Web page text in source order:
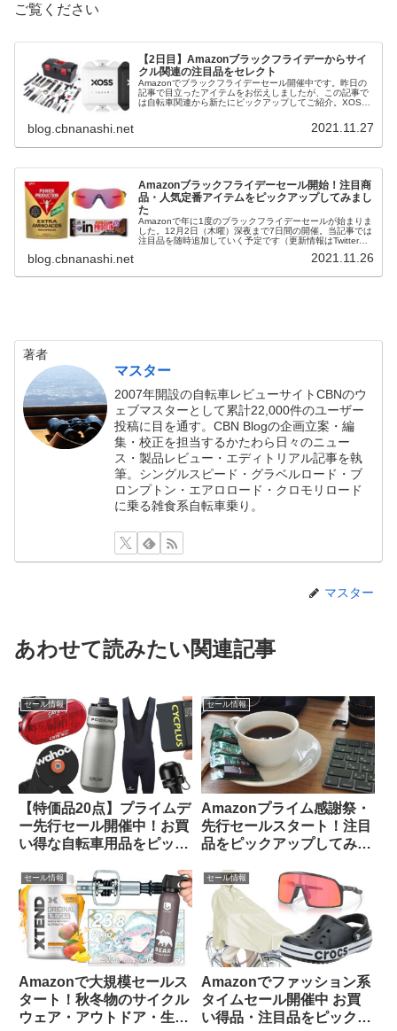
ご覧ください
【2日目】Amazonブラックフライデーからサイ
クル関連の注目品をセレクト
Amazonでブラックフライデーセール開催中です。昨日の
記事で目立ったアイテムをお伝えしましたが、この記事で
は自転車関連から新たにピックアップしてご紹介。XOSS
blog.cbnanashi.net 2021.11.27
Amazonブラックフライデーセール開始！注目商
品・人気定番アイテムをピックアップしてみまし
た
Amazonで年に1度のブラックフライデーセールが始まりま
した。12月2日（木曜）深夜まで7日間の開催。当記事では
注目品を随時追加していく予定です（更新情報はTwitterで
blog.cbnanashi.net 2021.11.26
著者
マスター
2007年開設の自転車レビューサイトCBNのウ
ェブマスターとして累計22,000件のユーザー
投稿に目を通す。CBN Blogの企画立案・編
集・校正を担当するかたわら日々のニュー
ス・製品レビュー・エディトリアル記事を執
筆。シングルスピード・グラベルロード・ブ
ロンプトン・エアロロード・クロモリロード
に乗る雑食系自転車乗り。
マスター
あわせて読みたい関連記事
セール情報
【特価品20点】プライムデ
ー先行セール開催中！お買
い得な自転車用品をピック
セール情報
Amazonプライム感謝祭・
先行セールスタート！注目
品をピックアップしてみま
セール情報
Amazonで大規模セールス
タート！秋冬物のサイクル
ウェア・アウトドア・生活
セール情報
Amazonでファッション系
タイムセール開催中 お買
い得品・注目品をピックア